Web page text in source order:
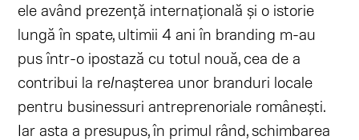
ele având prezență internațională și o istorie
lungă în spate, ultimii 4 ani în branding m-au
pus într-o ipostază cu totul nouă, cea de a
contribui la re/nașterea unor branduri locale
pentru businessuri antreprenoriale românești.
Iar asta a presupus, în primul rând, schimbarea